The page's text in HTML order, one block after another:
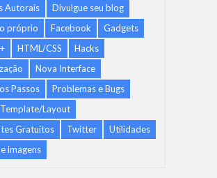
Autorais
Divulgue seu blog
próprio
Facebook
Gadgets
HTML/CSS
Hacks
Nova Interface
Passos
Problemas e Bugs
Template/Layout
Gratuitos
Twitter
Utilidades
imagens